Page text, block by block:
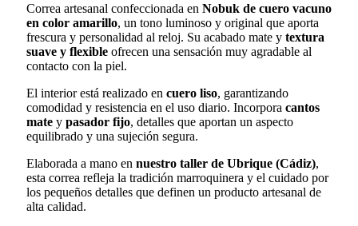
Correa artesanal confeccionada en Nobuk de cuero vacuno
en color amarillo, un tono luminoso y original que aporta
frescura y personalidad al reloj. Su acabado mate y textura
suave y flexible ofrecen una sensación muy agradable al
contacto con la piel.
El interior está realizado en cuero liso, garantizando
comodidad y resistencia en el uso diario. Incorpora cantos
mate y pasador fijo, detalles que aportan un aspecto
equilibrado y una sujeción segura.
Elaborada a mano en nuestro taller de Ubrique (Cádiz),
esta correa refleja la tradición marroquinera y el cuidado por
los pequeños detalles que definen un producto artesanal de
alta calidad.